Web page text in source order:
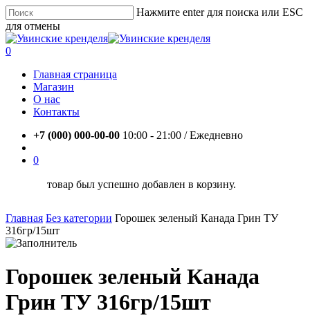
Skip
to
main
content
Нажмите enter для поиска или ESC
для отмены
Close
Search
account
0
Главная страница
Магазин
О нас
Контакты
+7 (000) 000-00-00 10:00 - 21:00 / Eжедневно
0
товар был успешно добавлен в корзину.
Главная Без категории Горошек зеленый Канада Грин ТУ
316гр/15шт
Горошек зеленый Канада
Грин ТУ 316гр/15шт